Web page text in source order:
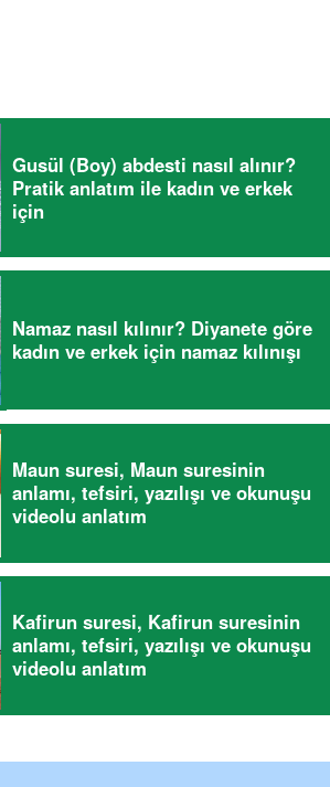
Gusül (Boy) abdesti nasıl alınır?
Pratik anlatım ile kadın ve erkek
için
Namaz nasıl kılınır? Diyanete göre
kadın ve erkek için namaz kılınışı
Maun suresi, Maun suresinin
anlamı, tefsiri, yazılışı ve okunuşu
videolu anlatım
Kafirun suresi, Kafirun suresinin
anlamı, tefsiri, yazılışı ve okunuşu
videolu anlatım